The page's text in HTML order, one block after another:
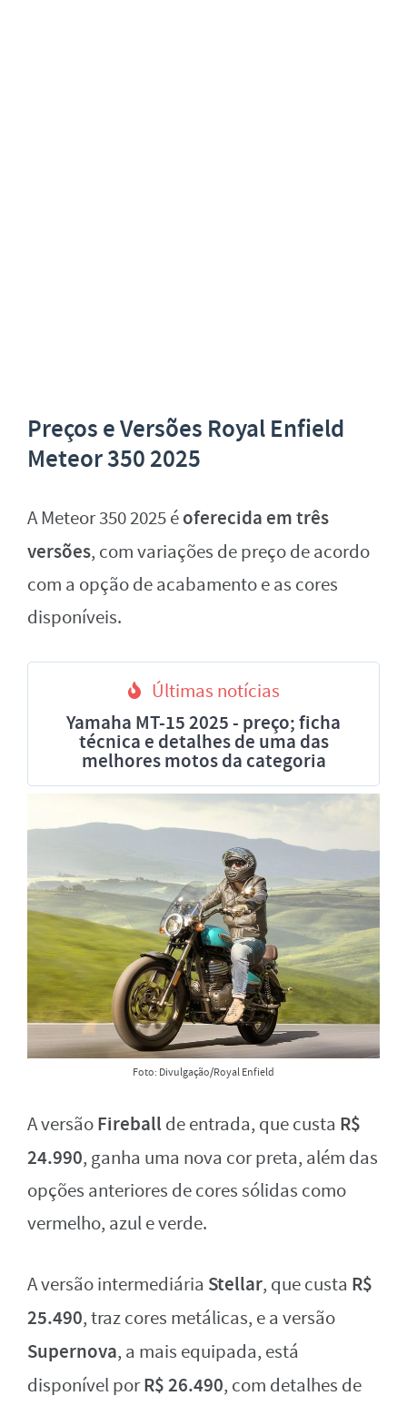
Preços e Versões Royal Enfield
Meteor 350 2025
A Meteor 350 2025 éoferecida em três
versões, com variações de preço de acordo
com a opção de acabamento e as cores
disponíveis.
Últimas notícias
Yamaha MT-15 2025 - preço; ficha
técnica e detalhes de uma das
melhores motos da categoria
Foto: Divulgação/Royal Enfield
A versãoFireball de entrada, que custa R$
24.990, ganha uma nova cor preta, além das
opções anteriores de cores sólidas como
vermelho, azul e verde.
A versão intermediária Stellar, que custa R$
25.490, traz cores metálicas, e a versão
Supernova, a mais equipada, está
disponível porR$ 26.490, com detalhes de